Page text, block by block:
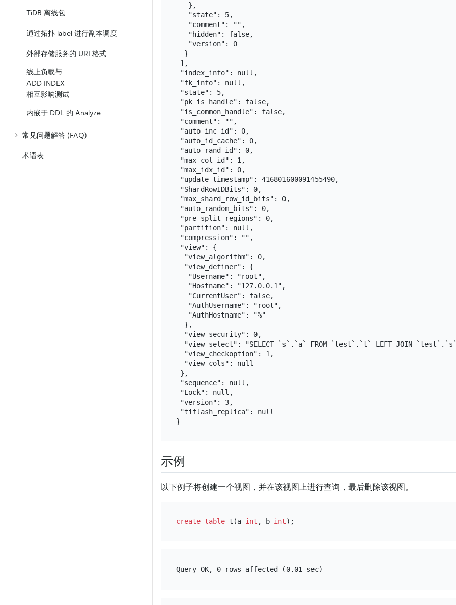
TiDB 离线包
通过拓扑 label 进行副本调度
外部存储服务的 URI 格式
线上负载与
ADD INDEX
相互影响测试
内嵌于 DDL 的 Analyze
常见问题解答 (FAQ)
术语表
   },
   "state": 5,
   "comment": "",
   "hidden": false,
   "version": 0
  }
],
"index_info": null,
"fk_info": null,
"state": 5,
"pk_is_handle": false,
"is_common_handle": false,
"comment": "",
"auto_inc_id": 0,
"auto_id_cache": 0,
"auto_rand_id": 0,
"max_col_id": 1,
"max_idx_id": 0,
"update_timestamp": 416801600091455490,
"ShardRowIDBits": 0,
"max_shard_row_id_bits": 0,
"auto_random_bits": 0,
"pre_split_regions": 0,
"partition": null,
"compression": "",
"view": {
  "view_algorithm": 0,
  "view_definer": {
   "Username": "root",
   "Hostname": "127.0.0.1",
   "CurrentUser": false,
   "AuthUsername": "root",
   "AuthHostname": "%"
  },
  "view_security": 0,
"view_select": "SELECT `s`.`a` FROM `test`.`t` LEFT JOIN
  "view_checkoption": 1,
  "view_cols": null
},
"sequence": null,
"Lock": null,
"version": 3,
"tiflash_replica": null
示例
以下例子将创建一个视图，并在该视图上进行查询，最后删除该视图。
create table t(a int , b int